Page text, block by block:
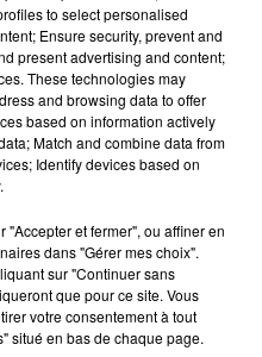
aux heures les plus
plusieurs heures par
de ses proches
appeler le 15.
to select personalised
Ensure security, prevent and
present advertising and content;
These technologies may
and browsing data to offer
based on information actively
Match and combine data from
Identify devices based on
et fermer", ou affiner en
dans "Gérer mes choix".
sur "Continuer sans
que pour ce site. Vous
votre consentement à tout
situé en bas de chaque page.